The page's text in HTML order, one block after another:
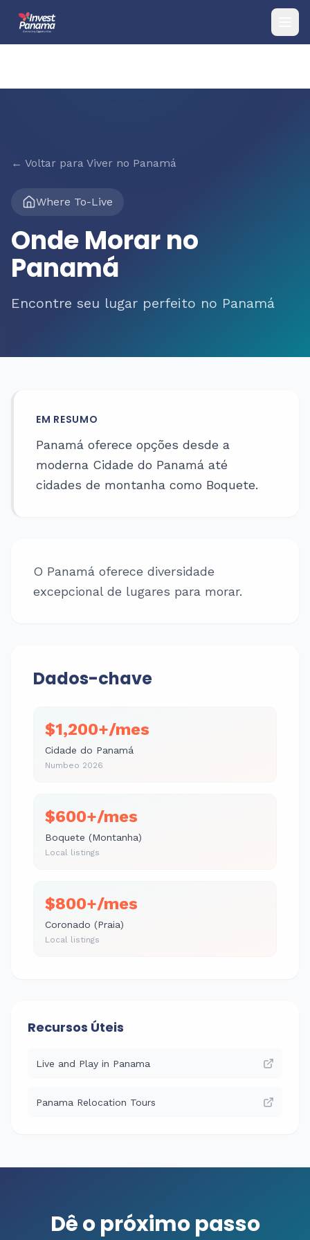
← Voltar para Viver no Panamá
Where To-Live
Onde Morar no
Panamá
Encontre seu lugar perfeito no Panamá
EM RESUMO
Panamá oferece opções desde a
moderna Cidade do Panamá até
cidades de montanha como Boquete.
O Panamá oferece diversidade
excepcional de lugares para morar.
Dados-chave
$1,200+/mes
Cidade do Panamá
Numbeo 2026
$600+/mes
Boquete (Montanha)
Local listings
$800+/mes
Coronado (Praia)
Local listings
Recursos Úteis
Live and Play in Panama
Panama Relocation Tours
Dê o próximo passo